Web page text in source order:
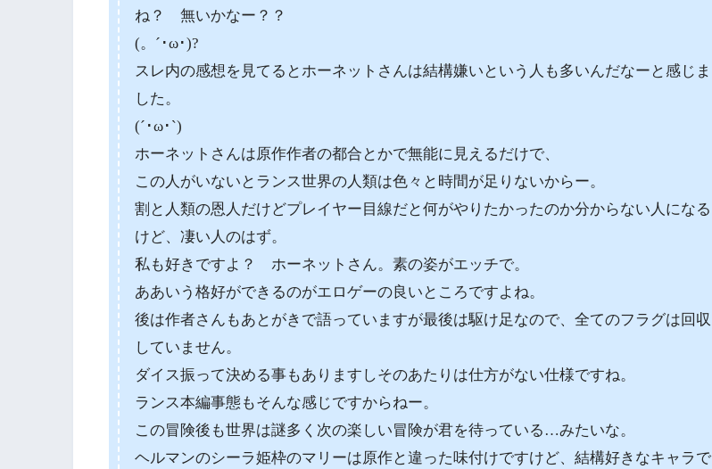
ね？ 無いかなー？？
(。´･ω･)?
スレ内の感想を見てるとホーネットさんは結構嫌いという人も多いんだなーと感じま
した。
(´･ω･`)
ホーネットさんは原作作者の都合とかで無能に見えるだけで、
この人がいないとランス世界の人類は色々と時間が足りないからー。
割と人類の恩人だけどプレイヤー目線だと何がやりたかったのか分からない人になる
けど、凄い人のはず。
私も好きですよ？ ホーネットさん。素の姿がエッチで。
ああいう格好ができるのがエロゲーの良いところですよね。
後は作者さんもあとがきで語っていますが最後は駆け足なので、全てのフラグは回収
していません。
ダイス振って決める事もありますしそのあたりは仕方がない仕様ですね。
ランス本編事態もそんな感じですからねー。
この冒険後も世界は謎多く次の楽しい冒険が君を待っている…みたいな。
ヘルマンのシーラ姫枠のマリーは原作と違った味付けですけど、結構好きなキャラで